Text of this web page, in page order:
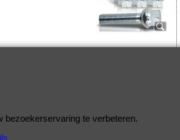
2026
te verbeteren.